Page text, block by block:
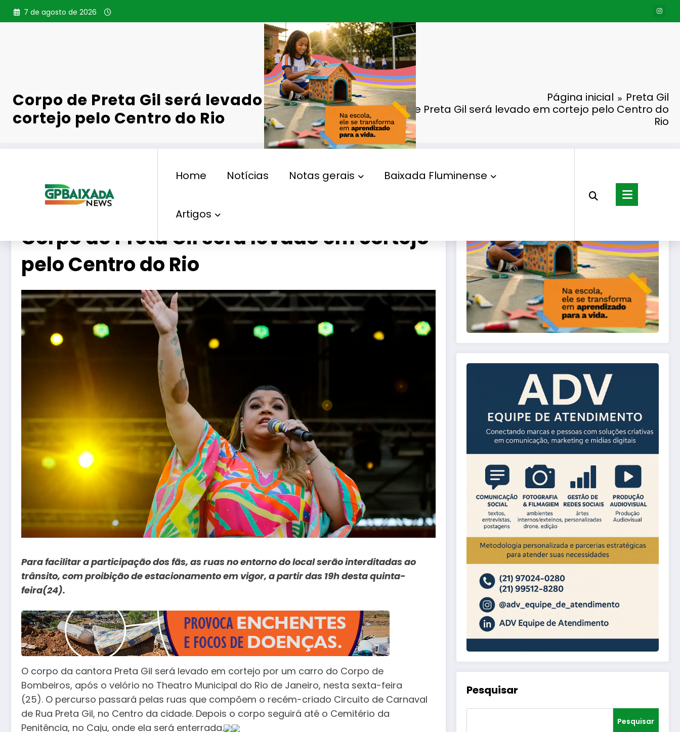
Pular
para
7 de agosto de 2026
Home Notícias Notas gerais Baixada Fluminense
Artigos
Corpo de Preta Gil será levado em
cortejo pelo Centro do Rio
Página inicial
Preta Gil
Corpo de Preta Gil será levado em cortejo pelo Centro do
Rio
Preta Gil Teatro Municipal,Velório Gperelo@gmail.com 24 De Julho De 2025
0 Comentários
Corpo de Preta Gil será levado em cortejo
pelo Centro do Rio
Para facilitar a participação dos fãs, as ruas no entorno do local serão interditadas ao
trânsito, com proibição de estacionamento em vigor, a partir das 19h desta quinta-
feira(24).
O corpo da cantora Preta Gil será levado em cortejo por um carro do Corpo de
Bombeiros, após o velório no Theatro Municipal do Rio de Janeiro, nesta sexta-feira
(25). O percurso passará pelas ruas que compõem o recém-criado Circuito de Carnaval
de Rua Preta Gil, no Centro da cidade. Depois o corpo seguirá até o Cemitério da
Penitência, no Caju, onde ela será enterrada.
Pesquisar
Pesquisar